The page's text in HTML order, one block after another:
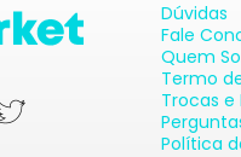
Dúvidas
Fale
Quem
Termo
Trocas e
Política